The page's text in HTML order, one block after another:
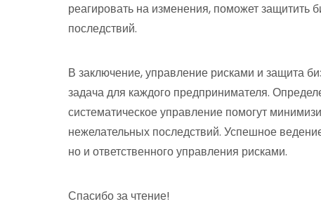
реагировать на изменения, поможет защитить
последствий.
В заключение, управление рисками и защита
задача для каждого предпринимателя.
систематическое управление помогут
нежелательных последствий. Успешное
но и ответственного управления рисками.
Спасибо за чтение!